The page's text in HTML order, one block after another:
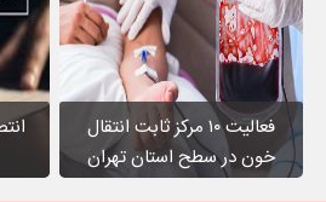
فعالیت ۱۰ مرکز ثابت انتقال
خون در سطح استان تهران